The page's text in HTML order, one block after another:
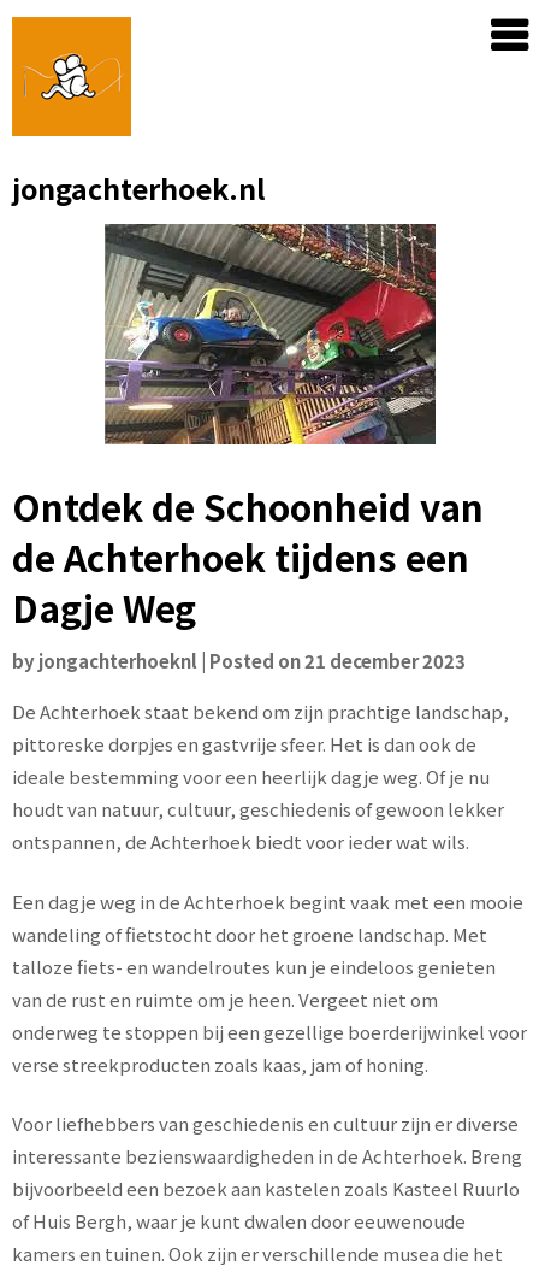
Skip
content
jongachterhoek.nl
Ontdek de Schoonheid van
de Achterhoek tijdens een
Dagje Weg
byjongachterhoeknl Posted on21 december 2023
De Achterhoek staat bekend om zijn prachtige landschap,
pittoreske dorpjes en gastvrije sfeer. Het is dan ook de
ideale bestemming voor een heerlijk dagje weg. Of je nu
houdt van natuur, cultuur, geschiedenis of gewoon lekker
ontspannen, de Achterhoek biedt voor ieder wat wils.
Een dagje weg in de Achterhoek begint vaak met een mooie
wandeling of fietstocht door het groene landschap. Met
talloze fiets- en wandelroutes kun je eindeloos genieten
van de rust en ruimte om je heen. Vergeet niet om
onderweg te stoppen bij een gezellige boerderijwinkel voor
verse streekproducten zoals kaas, jam of honing.
Voor liefhebbers van geschiedenis en cultuur zijn er diverse
interessante bezienswaardigheden in de Achterhoek. Breng
bijvoorbeeld een bezoek aan kastelen zoals Kasteel Ruurlo
of Huis Bergh, waar je kunt dwalen door eeuwenoude
kamers en tuinen. Ook zijn er verschillende musea die het